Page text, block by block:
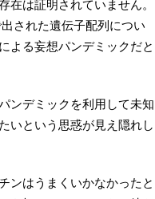
在は証明されていません。
された遺伝子配列につい
よる妄想パンデミックだと
ンデミックを利用して未知
いという思惑が見え隠れし
ンはうまくいかなかったと